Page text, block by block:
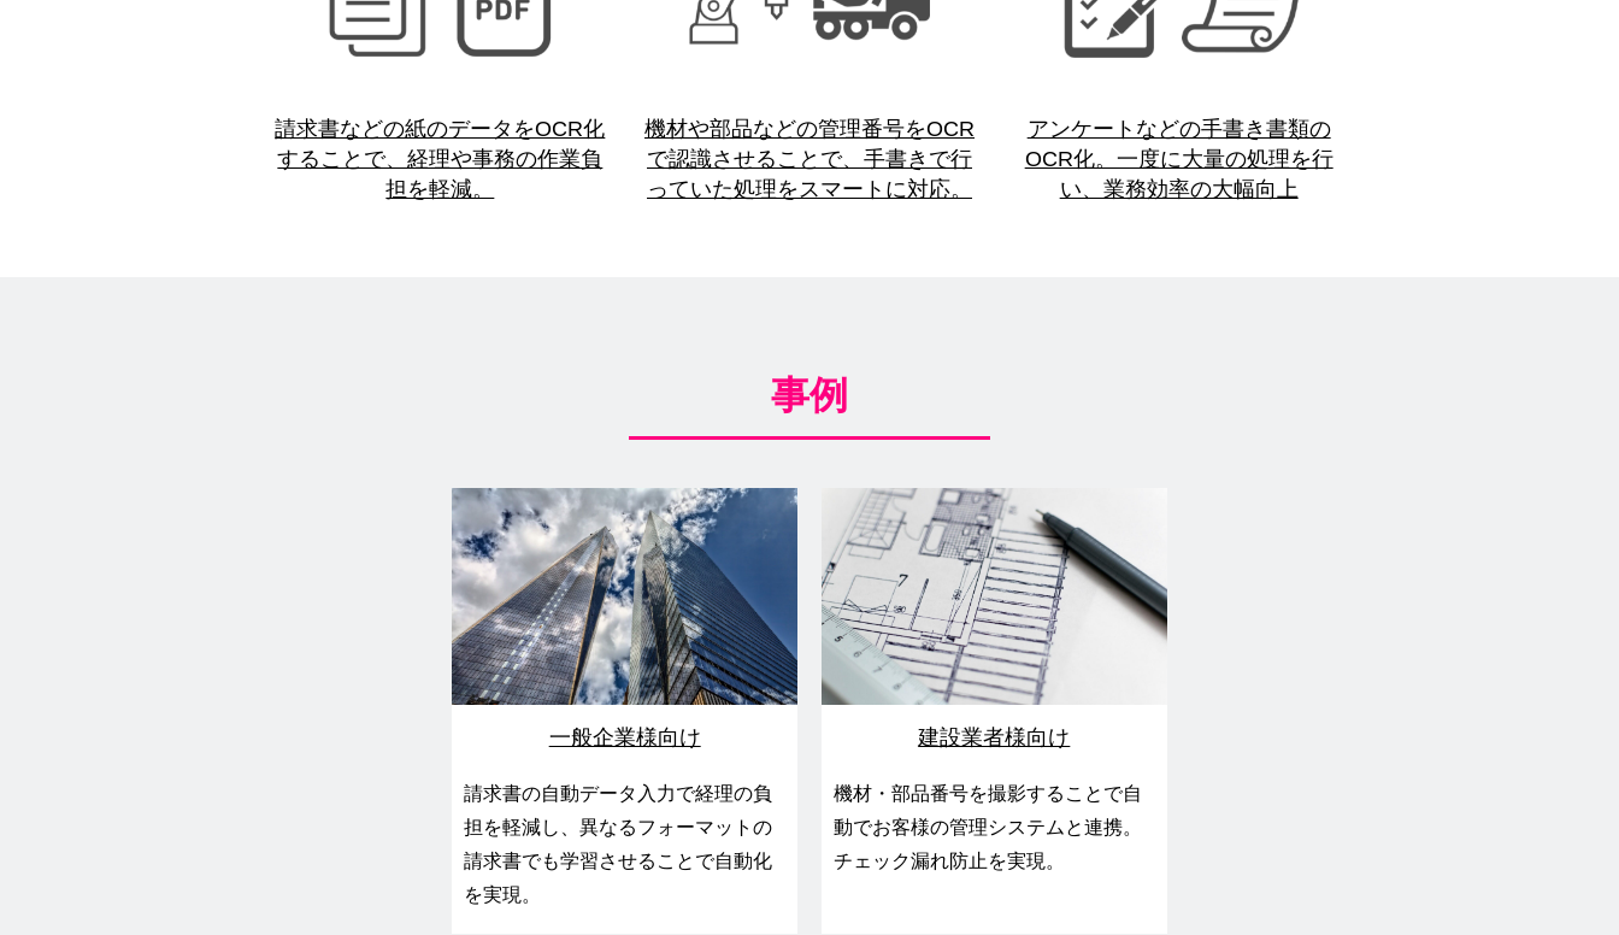
請求書などの紙のデータをOCR化
することで、経理や事務の作業負
担を軽減。
機材や部品などの管理番号をOCR
で認識させることで、手書きで行
っていた処理をスマートに対応。
アンケートなどの手書き書類の
OCR化。一度に大量の処理を行
い、業務効率の大幅向上
事例
一般企業様向け
請求書の自動データ入力で経理の負
担を軽減し、異なるフォーマットの
請求書でも学習させることで自動化
を実現。
建設業者様向け
機材・部品番号を撮影することで自
動でお客様の管理システムと連携。
チェック漏れ防止を実現。